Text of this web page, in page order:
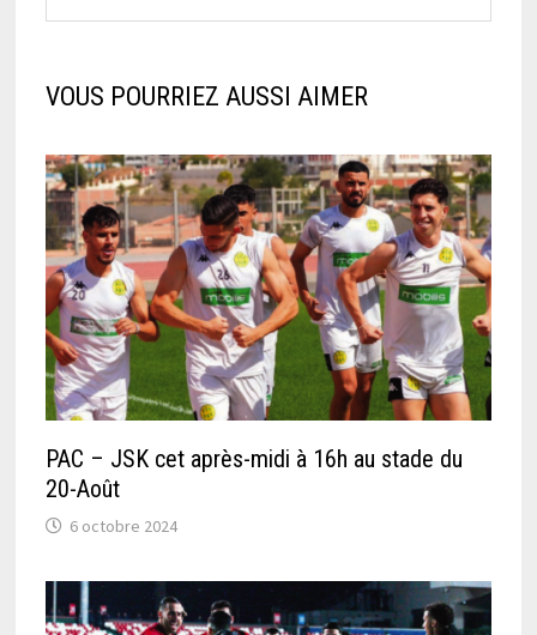
VOUS POURRIEZ AUSSI AIMER
PAC – JSK cet après-midi à 16h au stade du
20-Août
6 octobre 2024